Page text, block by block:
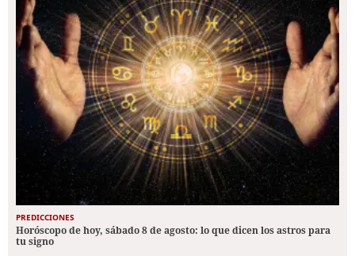
PREDICCIONES
Horóscopo de hoy, sábado 8 de agosto: lo que dicen los astros para
tu signo